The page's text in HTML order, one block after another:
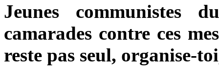
Jeunes communistes
camarades contre ces
reste pas seul, organise-